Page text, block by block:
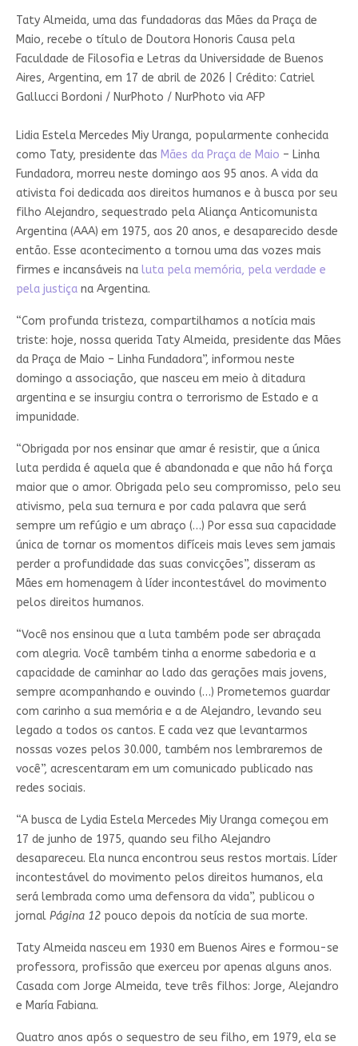
Taty Almeida, uma das fundadoras das Mães da Praça de
Maio, recebe o título de Doutora Honoris Causa pela
Faculdade de Filosofia e Letras da Universidade de Buenos
Aires, Argentina, em 17 de abril de 2026
Crédito: Catriel
Gallucci Bordoni / NurPhoto / NurPhoto via AFP
Lidia Estela Mercedes Miy Uranga, popularmente conhecida
como Taty, presidente das Mães da Praça de Maio – Linha
Fundadora, morreu neste domingo aos 95 anos. A vida da
ativista foi dedicada aos direitos humanos e à busca por seu
filho Alejandro, sequestrado pela Aliança Anticomunista
Argentina (AAA) em 1975, aos 20 anos, e desaparecido desde
então. Esse acontecimento a tornou uma das vozes mais
firmes e incansáveis ​​na luta pela memória, pela verdade e
pela justiçana Argentina.
“Com profunda tristeza, compartilhamos a notícia mais
triste: hoje, nossa querida Taty Almeida, presidente das Mães
da Praça de Maio – Linha Fundadora”, informou neste
domingo a associação, que nasceu em meio à ditadura
argentina e se insurgiu contra o terrorismo de Estado e a
impunidade.
“Obrigada por nos ensinar que amar é resistir, que a única
luta perdida é aquela que é abandonada e que não há força
maior que o amor. Obrigada pelo seu compromisso, pelo seu
ativismo, pela sua ternura e por cada palavra que será
sempre um refúgio e um abraço (…) Por essa sua capacidade
única de tornar os momentos difíceis mais leves sem jamais
perder a profundidade das suas convicções”, disseram as
Mães em homenagem à líder incontestável do movimento
pelos direitos humanos.
“Você nos ensinou que a luta também pode ser abraçada
com alegria. Você também tinha a enorme sabedoria e a
capacidade de caminhar ao lado das gerações mais jovens,
sempre acompanhando e ouvindo (…) Prometemos guardar
com carinho a sua memória e a de Alejandro, levando seu
legado a todos os cantos. E cada vez que levantarmos
nossas vozes pelos 30.000, também nos lembraremos de
você”, acrescentaram em um comunicado publicado nas
redes sociais.
“A busca de Lydia Estela Mercedes Miy Uranga começou em
17 de junho de 1975, quando seu filho Alejandro
desapareceu. Ela nunca encontrou seus restos mortais. Líder
incontestável do movimento pelos direitos humanos, ela
será lembrada como uma defensora da vida”, publicou o
jornal Página 12pouco depois da notícia de sua morte.
Taty Almeida nasceu em 1930 em Buenos Aires e formou-se
professora, profissão que exerceu por apenas alguns anos.
Casada com Jorge Almeida, teve três filhos: Jorge, Alejandro
e María Fabiana.
Quatro anos após o sequestro de seu filho, em 1979, ela se